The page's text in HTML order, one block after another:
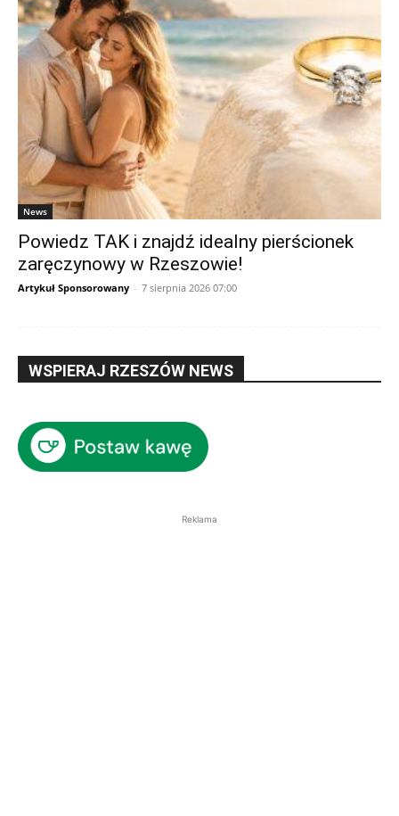
News
Powiedz TAK i znajdź idealny pierścionek
zaręczynowy w Rzeszowie!
Artykuł Sponsorowany - 7 sierpnia 2026 07:00
WSPIERAJ RZESZÓW NEWS
Reklama